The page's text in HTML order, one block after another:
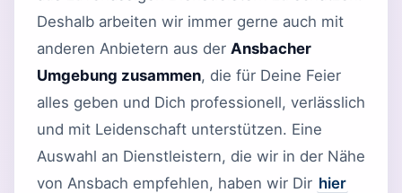
Deshalb arbeiten wir immer gerne auch mit
anderen Anbietern aus der Ansbacher
Umgebung zusammen, die für Deine Feier
alles geben und Dich professionell, verlässlich
und mit Leidenschaft unterstützen. Eine
Auswahl an Dienstleistern, die wir in der Nähe
von Ansbach empfehlen, haben wir Dir hier